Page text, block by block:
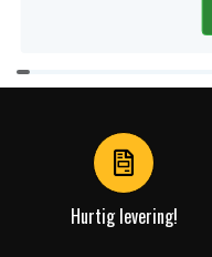
Item
1
Hurtig levering!